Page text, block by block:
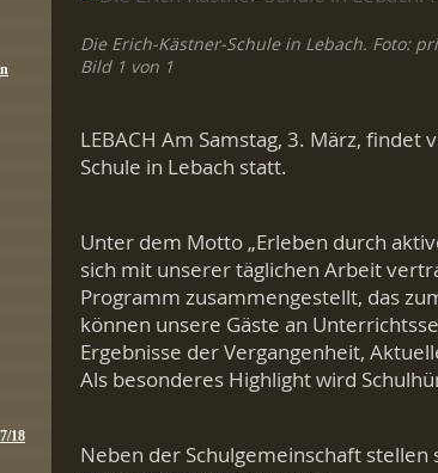
18
Die Erich-Kästner-Schule in Lebach. Foto:
Bild 1 von 1
LEBACH Am Samstag, 3. März,
Schule in Lebach statt.
Unter dem Motto „Erleben durch
sich mit unserer täglichen Arbeit
Programm zusammengestellt, das
können unsere Gäste an
Ergebnisse der Vergangenheit,
Als besonderes Highlight wird
Neben der Schulgemeinschaft